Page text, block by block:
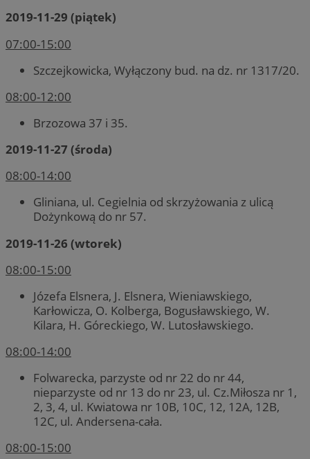
2019-11-29 (piątek)
07:00-15:00
Szczejkowicka, Wyłączony bud. na dz. nr 1317/20.
08:00-12:00
Brzozowa 37 i 35.
2019-11-27 (środa)
08:00-14:00
Gliniana, ul. Cegielnia od skrzyżowania z ulicą
Dożynkową do nr 57.
2019-11-26 (wtorek)
08:00-15:00
Józefa Elsnera, J. Elsnera, Wieniawskiego,
Karłowicza, O. Kolberga, Bogusławskiego, W.
Kilara, H. Góreckiego, W. Lutosławskiego.
08:00-14:00
Folwarecka, parzyste od nr 22 do nr 44,
nieparzyste od nr 13 do nr 23, ul. Cz.Miłosza nr 1,
2, 3, 4, ul. Kwiatowa nr 10B, 10C, 12, 12A, 12B,
12C, ul. Andersena-cała.
08:00-15:00